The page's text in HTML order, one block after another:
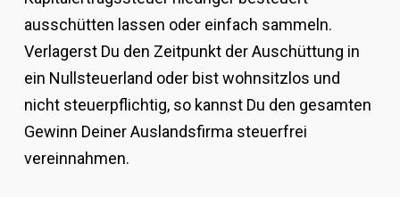
ausschütten lassen oder einfach sammeln.
Verlagerst Du den Zeitpunkt der Auschüttung in
ein Nullsteuerland oder bist wohnsitzlos und
nicht steuerpflichtig, so kannst Du den gesamten
Gewinn Deiner Auslandsfirma steuerfrei
vereinnahmen.